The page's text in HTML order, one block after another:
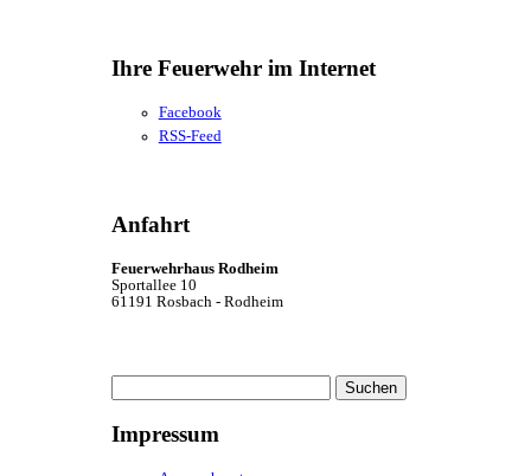
Ihre Feuerwehr im Internet
Facebook
RSS-Feed
Anfahrt
Feuerwehrhaus Rodheim
Sportallee 10
61191 Rosbach - Rodheim
nach:
Impressum